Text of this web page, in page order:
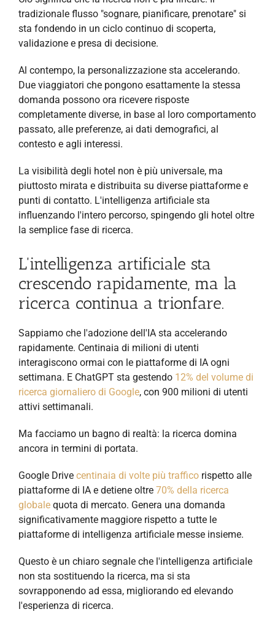
tradizionale flusso "sognare, pianificare, prenotare" si
sta fondendo in un ciclo continuo di scoperta,
validazione e presa di decisione.
Al contempo, la personalizzazione sta accelerando.
Due viaggiatori che pongono esattamente la stessa
domanda possono ora ricevere risposte
completamente diverse, in base al loro comportamento
passato, alle preferenze, ai dati demografici, al
contesto e agli interessi.
La visibilità degli hotel non è più universale, ma
piuttosto mirata e distribuita su diverse piattaforme e
punti di contatto. L'intelligenza artificiale sta
influenzando l'intero percorso, spingendo gli hotel oltre
la semplice fase di ricerca.
L'intelligenza artificiale sta
crescendo rapidamente, ma la
ricerca continua a trionfare.
Sappiamo che l'adozione dell'IA sta accelerando
rapidamente. Centinaia di milioni di utenti
interagiscono ormai con le piattaforme di IA ogni
settimana. E ChatGPT sta gestendo 12% del volume di
ricerca giornaliero di Google, con 900 milioni di utenti
attivi settimanali.
Ma facciamo un bagno di realtà: la ricerca domina
ancora in termini di portata.
Google Drive centinaia di volte più traffico rispetto alle
piattaforme di IA e detiene oltre 70% della ricerca
globale quota di mercato. Genera una domanda
significativamente maggiore rispetto a tutte le
piattaforme di intelligenza artificiale messe insieme.
Questo è un chiaro segnale che l'intelligenza artificiale
non sta sostituendo la ricerca, ma si sta
sovrapponendo ad essa, migliorando ed elevando
l'esperienza di ricerca.